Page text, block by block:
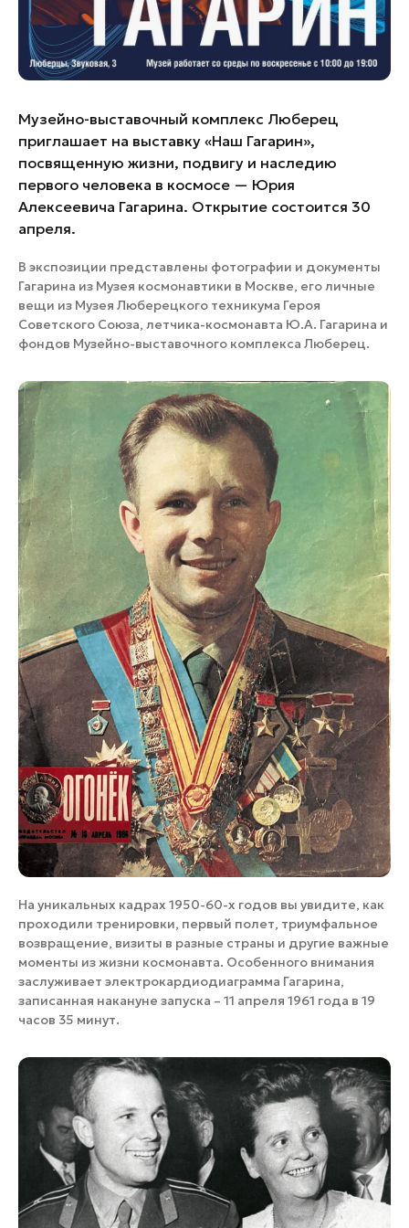
Музейно-выставочный комплекс Люберец
приглашает на выставку «Наш Гагарин»,
посвященную жизни, подвигу и наследию
первого человека в космосе — Юрия
Алексеевича Гагарина. Открытие состоится 30
апреля.
В экспозиции представлены фотографии и документы
Гагарина из Музея космонавтики в Москве, его личные
вещи из Музея Люберецкого техникума Героя
Советского Союза, летчика-космонавта Ю.А. Гагарина и
фондов Музейно-выставочного комплекса Люберец.
На уникальных кадрах 1950-60-х годов вы увидите, как
проходили тренировки, первый полет, триумфальное
возвращение, визиты в разные страны и другие важные
моменты из жизни космонавта. Особенного внимания
заслуживает электрокардиодиаграмма Гагарина,
записанная накануне запуска – 11 апреля 1961 года в 19
часов 35 минут.